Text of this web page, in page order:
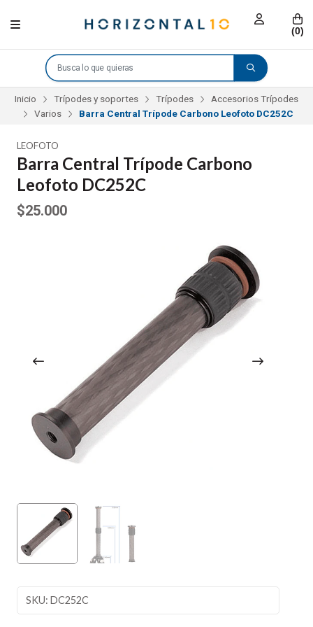
(0)
Inicio Trípodes y soportes Trípodes
Accesorios Trípodes
Varios
Barra Central Trípode Carbono Leofoto DC252C
LEOFOTO
Barra Central Trípode Carbono
Leofoto DC252C
$25.000
SKU: DC252C